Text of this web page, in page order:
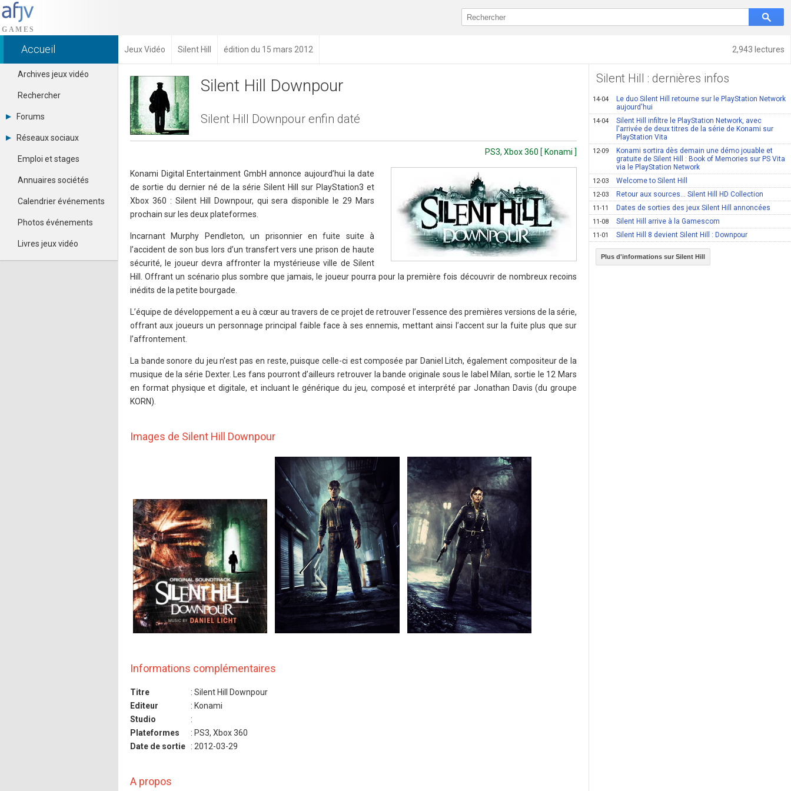
2,943 lectures
Accueil Jeux Vidéo Silent Hill édition du 15 mars 2012
Archives jeux vidéo
Rechercher
Forums
Tous les forums
Se connecter
Contacter un modérateur
Réseaux sociaux
Dailymotion
Facebook
Google+
Pinterest
Youtube
Emploi et stages
Annuaires sociétés
Calendrier événements
Photos événements
Livres jeux vidéo
Silent Hill Downpour
Silent Hill Downpour enfin daté
PS3, Xbox 360 [ Konami ]
Konami Digital Entertainment GmbH annonce aujourd’hui la date
de sortie du dernier né de la série Silent Hill sur PlayStation3 et
Xbox 360 : Silent Hill Downpour, qui sera disponible le 29 Mars
prochain sur les deux plateformes.
Incarnant Murphy Pendleton, un prisonnier en fuite suite à
l’accident de son bus lors d’un transfert vers une prison de haute
sécurité, le joueur devra affronter la mystérieuse ville de Silent
Hill. Offrant un scénario plus sombre que jamais, le joueur pourra pour la première fois découvrir de nombreux recoins
inédits de la petite bourgade.
L’équipe de développement a eu à cœur au travers de ce projet de retrouver l’essence des premières versions de la série,
offrant aux joueurs un personnage principal faible face à ses ennemis, mettant ainsi l’accent sur la fuite plus que sur
l’affrontement.
La bande sonore du jeu n’est pas en reste, puisque celle-ci est composée par Daniel Litch, également compositeur de la
musique de la série Dexter. Les fans pourront d’ailleurs retrouver la bande originale sous le label Milan, sortie le 12 Mars
en format physique et digitale, et incluant le générique du jeu, composé et interprété par Jonathan Davis (du groupe
KORN).
Images de Silent Hill Downpour
Informations complémentaires
Titre
: Silent Hill Downpour
Editeur
: Konami
Studio
:
Plateformes
: PS3, Xbox 360
Date de sortie
: 2012-03-29
A propos
Silent Hill : dernières infos
14-04
Le duo Silent Hill retourne sur le PlayStation Network
aujourd'hui
14-04
Silent Hill infiltre le PlayStation Network, avec
l'arrivée de deux titres de la série de Konami sur
PlayStation Vita
12-09
Konami sortira dès demain une démo jouable et
gratuite de Silent Hill : Book of Memories sur PS Vita
via le PlayStation Network
12-03 Welcome to Silent Hill
12-03 Retour aux sources... Silent Hill HD Collection
11-11 Dates de sorties des jeux Silent Hill annoncées
11-08 Silent Hill arrive à la Gamescom
11-01 Silent Hill 8 devient Silent Hill : Downpour
Plus d'informations sur Silent Hill